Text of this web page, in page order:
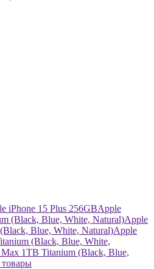
iPhone 15 Plus 256GBApple
(Black, Blue, White, Natural)Apple
Blue, White, Natural)Apple
(Black, Blue, White,
1TB Titanium (Black, Blue,
товары